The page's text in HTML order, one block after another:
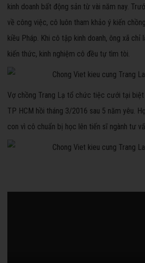
kinh doanh bất động sản từ vài năm nay.
về công việc, cô luôn tham khảo ý kiến
kiều Pháp. Khi cô tập kinh doanh, ông xã chỉ
kiến thức, kinh nghiệm cô đều tự tìm tòi.
Vợ chồng Trang Lạ tổ chức tiệc cưới tại
TP HCM hồi tháng 3/2016 sau 5 năm yêu.
con vì cô chuẩn bị học lên tiến sĩ ngành tư